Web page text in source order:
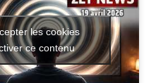
les cookies
ce contenu